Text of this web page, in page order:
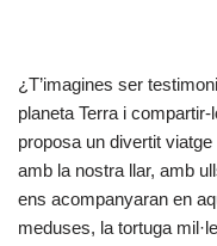
¿T’imagines ser
planeta Terra i
proposa un divertit
amb la nostra llar, amb
ens acompanyaran en
meduses, la tortuga